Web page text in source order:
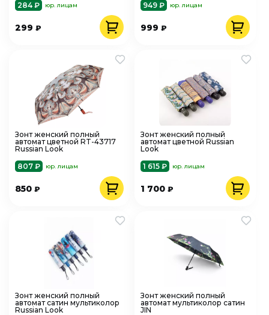
284 ₽ юр. лицам
299 ₽
949 ₽
юр. лицам
999₽
Зонт женский полный
автомат цветной RT-43717
Russian Look
807 ₽
юр. лицам
850 ₽
Зонт женский полный
автомат цветной Russian
Look
1 615 ₽
юр. лицам
1 700₽
Зонт женский полный
автомат сатин мультиколор
Russian Look
Зонт женский полный
автомат мультиколор сатин
JIN